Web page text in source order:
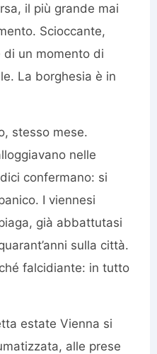
il più grande mai
Scioccante,
di un momento di
La borghesia è in
stesso mese.
nelle
confermano: si
I viennesi
già abbattutasi
sulla città.
falcidiante: in tutto
estate Vienna si
alle prese